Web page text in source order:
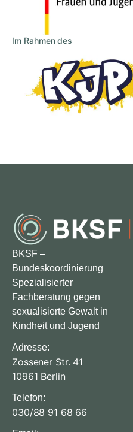
Im Rahmen des
BKSF –
Bundeskoordinierung
Spezialisierter
Fachberatung gegen
sexualisierte Gewalt in
Kindheit und Jugend
Adresse:
Zossener Str. 41
10961 Berlin
Telefon:
030/88 91 68 66